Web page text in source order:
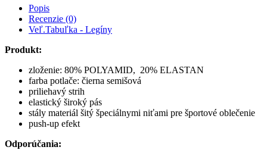
Popis
Recenzie (0)
Veľ.Tabuľka - Legíny
Produkt:
zloženie: 80% POLYAMID, 20% ELASTAN
farba potlače: čierna semišová
priliehavý strih
elastický široký pás
stály materiál šitý špeciálnymi niťami pre športové oblečenie
push-up efekt
Odporúčania: